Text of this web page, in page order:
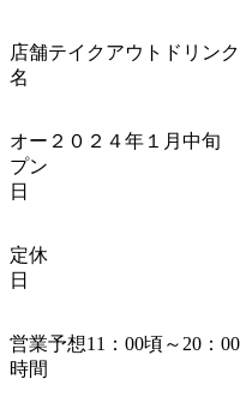
店舗
名
テイクアウトドリン
オー
プン
日
２０２４年１月中旬
定休
日
営業
時間
予想11 ： 00頃～20 ： 00